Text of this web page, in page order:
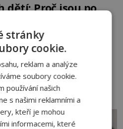
dětí: Proč jsou po
3.2TIS
roce 2016 potýkají dva
s nadsázkou mluví o
Zdá se totiž, že chlapci
slunce
Co způsobuje
Nemluví se o
dětech“ z Pákis
stránky
cookie.
reklam a analýze
soubory cookie.
používání našich
s našimi reklamními a
kteří je mohou
informacemi, které